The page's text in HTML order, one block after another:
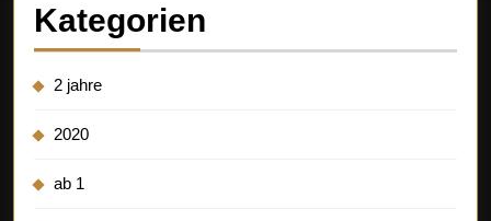
Kategorien
2 jahre
2020
ab 1